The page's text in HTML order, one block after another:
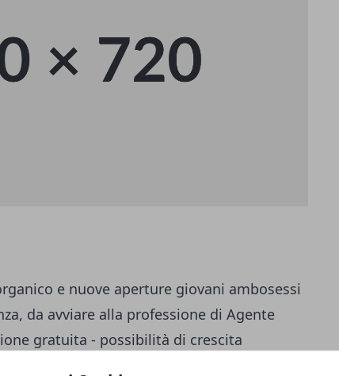
e nuove aperture giovani ambosessi
da avviare alla professione di Agente
gratuita - possibilità di crescita
rimborso spese pari a 1300 + IVA euro